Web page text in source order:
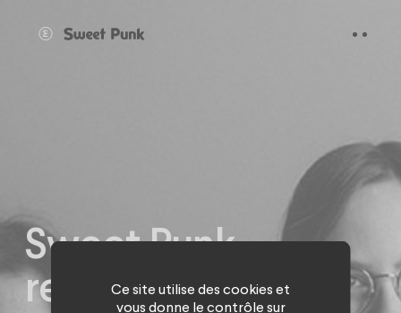
Sweet Punk
renforce son
Ce site utilise des cookies et
vous donne le contrôle sur